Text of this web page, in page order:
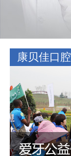
康贝佳口腔